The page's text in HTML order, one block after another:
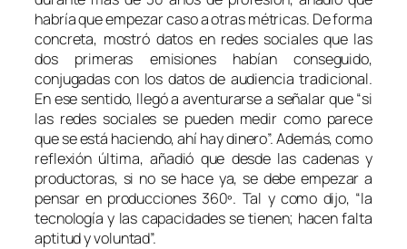
habría que empezar caso a otras métricas. De forma
concreta, mostró datos en redes sociales que las
dos primeras emisiones habían conseguido,
conjugadas con los datos de audiencia tradicional.
En ese sentido, llegó a aventurarse a señalar que “si
las redes sociales se pueden medir como parece
que se está haciendo, ahí hay dinero”. Además, como
reflexión última, añadió que desde las cadenas y
productoras, si no se hace ya, se debe empezar a
pensar en producciones 360º. Tal y como dijo, “la
tecnología y las capacidades se tienen; hacen falta
aptitud y voluntad”.